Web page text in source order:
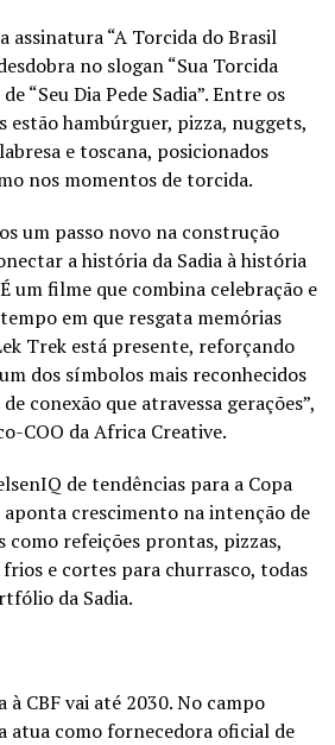
assinatura “A Torcida do Brasil
no slogan “Sua Torcida
“Seu Dia Pede Sadia”. Entre os
hambúrguer, pizza, nuggets,
e toscana, posicionados
nos momentos de torcida.
um passo novo na construção
a história da Sadia à história
um filme que combina celebração e
em que resgata memórias
Trek está presente, reforçando
dos símbolos mais reconhecidos
conexão que atravessa gerações”,
COO da Africa Creative.
de tendências para a Copa
aponta crescimento na intenção de
como refeições prontas, pizzas,
e cortes para churrasco, todas
da Sadia.
CBF vai até 2030. No campo
atua como fornecedora oficial de